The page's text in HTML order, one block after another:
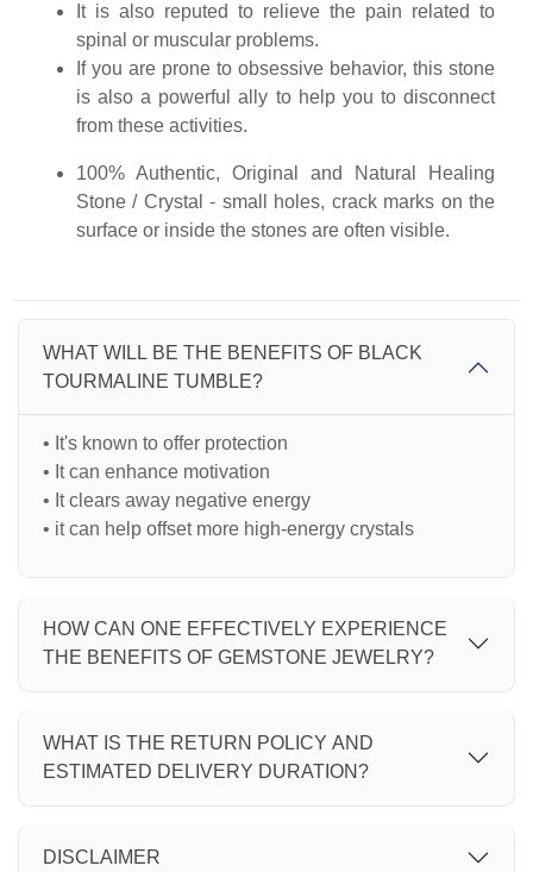
It is also reputed to relieve the pain related to
spinal or muscular problems.
If you are prone to obsessive behavior, this stone
is also a powerful ally to help you to disconnect
from these activities.
100% Authentic, Original and Natural Healing
Stone / Crystal - small holes, crack marks on the
surface or inside the stones are often visible.
WHAT WILL BE THE BENEFITS OF BLACK
TOURMALINE TUMBLE?
• It's known to offer protection
• It can enhance motivation
• It clears away negative energy
• it can help offset more high-energy crystals
HOW CAN ONE EFFECTIVELY EXPERIENCE
THE BENEFITS OF GEMSTONE JEWELRY?
WHAT IS THE RETURN POLICY AND
ESTIMATED DELIVERY DURATION?
DISCLAIMER